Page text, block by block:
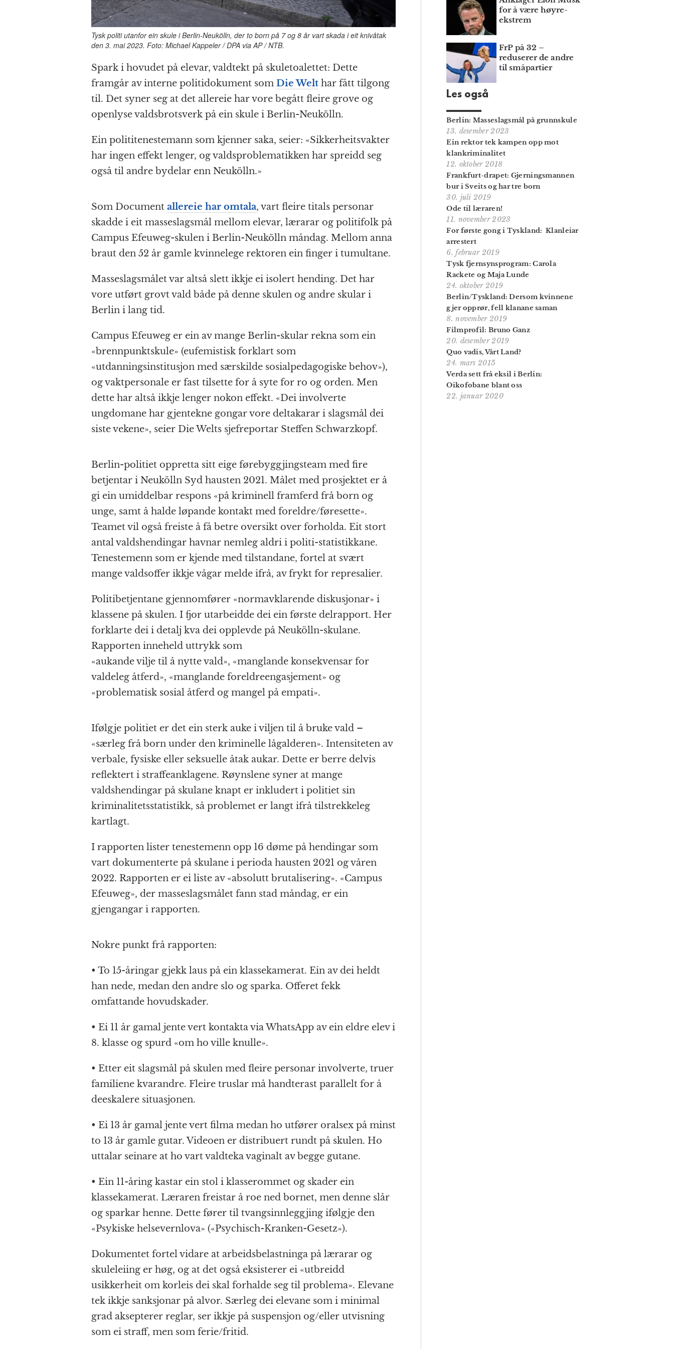
Tysk politi utanfor ein skule i Berlin-Neukölln, der to born på 7 og 8 år vart skada i eit knivåtak
den 3. mai 2023. Foto: Michael Kappeler / DPA via AP / NTB.
Spark i hovudet på elevar, valdtekt på skuletoalettet: Dette
framgår av interne politidokument som Die Welt har fått tilgong
til. Det syner seg at det allereie har vore begått fleire grove og
openlyse valdsbrotsverk på ein skule i Berlin-Neukölln.
Ein polititenestemann som kjenner saka, seier: «Sikkerheitsvakter
har ingen effekt lenger, og valdsproblematikken har spreidd seg
også til andre bydelar enn Neukölln.»
Som Document allereie har omtala, vart fleire titals personar
skadde i eit masseslagsmål mellom elevar, lærarar og politifolk på
Campus Efeuweg-skulen i Berlin-Neukölln måndag. Mellom anna
braut den 52 år gamle kvinnelege rektoren ein finger i tumultane.
Masseslagsmålet var altså slett ikkje ei isolert hending. Det har
vore utført grovt vald både på denne skulen og andre skular i
Berlin i lang tid.
Campus Efeuweg er ein av mange Berlin-skular rekna som ein
«brennpunktskule» (eufemistisk forklart som
«utdanningsinstitusjon med særskilde sosialpedagogiske behov»),
og vaktpersonale er fast tilsette for å syte for ro og orden. Men
dette har altså ikkje lenger nokon effekt. «Dei involverte
ungdomane har gjentekne gongar vore deltakarar i slagsmål dei
siste vekene», seier Die Welts sjefreportar Steffen Schwarzkopf.
Berlin-politiet oppretta sitt eige førebyggjingsteam med fire
betjentar i Neukölln Syd hausten 2021. Målet med prosjektet er å
gi ein umiddelbar respons «på kriminell framferd frå born og
unge, samt å halde løpande kontakt med foreldre/føresette».
Teamet vil også freiste å få betre oversikt over forholda. Eit stort
antal valdshendingar havnar nemleg aldri i politi-statistikkane.
Tenestemenn som er kjende med tilstandane, fortel at svært
mange valdsoffer ikkje vågar melde ifrå, av frykt for represalier.
Politibetjentane gjennomfører «normavklarende diskusjonar» i
klassene på skulen. I fjor utarbeidde dei ein første delrapport. Her
forklarte dei i detalj kva dei opplevde på Neukölln-skulane.
Rapporten inneheld uttrykk som
«aukande vilje til å nytte vald», «manglande konsekvensar for
valdeleg åtferd», «manglande foreldreengasjement» og
«problematisk sosial åtferd og mangel på empati».
Ifølgje politiet er det ein sterk auke i viljen til å bruke vald –
«særleg frå born under den kriminelle lågalderen». Intensiteten av
verbale, fysiske eller seksuelle åtak aukar. Dette er berre delvis
reflektert i straffeanklagene. Røynslene syner at mange
valdshendingar på skulane knapt er inkludert i politiet sin
kriminalitetsstatistikk, så problemet er langt ifrå tilstrekkeleg
kartlagt.
I rapporten lister tenestemenn opp 16 døme på hendingar som
vart dokumenterte på skulane i perioda hausten 2021 og våren
2022. Rapporten er ei liste av «absolutt brutalisering». «Campus
Efeuweg», der masseslagsmålet fann stad måndag, er ein
gjengangar i rapporten.
Nokre punkt frå rapporten:
• To 15-åringar gjekk laus på ein klassekamerat. Ein av dei heldt
han nede, medan den andre slo og sparka. Offeret fekk
omfattande hovudskader.
• Ei 11 år gamal jente vert kontakta via WhatsApp av ein eldre elev i
8. klasse og spurd «om ho ville knulle».
• Etter eit slagsmål på skulen med fleire personar involverte, truer
familiene kvarandre. Fleire truslar må handterast parallelt for å
deeskalere situasjonen.
• Ei 13 år gamal jente vert filma medan ho utfører oralsex på minst
to 13 år gamle gutar. Videoen er distribuert rundt på skulen. Ho
uttalar seinare at ho vart valdteka vaginalt av begge gutane.
• Ein 11-åring kastar ein stol i klasserommet og skader ein
klassekamerat. Læraren freistar å roe ned bornet, men denne slår
og sparkar henne. Dette fører til tvangsinnleggjing ifølgje den
«Psykiske helsevernlova» («Psychisch-Kranken-Gesetz»).
Dokumentet fortel vidare at arbeidsbelastninga på lærarar og
skuleleiing er høg, og at det også eksisterer ei «utbreidd
usikkerheit om korleis dei skal forhalde seg til problema». Elevane
tek ikkje sanksjonar på alvor. Særleg dei elevane som i minimal
grad aksepterer reglar, ser ikkje på suspensjon og/eller utvisning
som ei straff, men som ferie/fritid.
for å være høyre­
ekstrem
FrP på 32 –
reduserer de andre
til småpartier
Les også
Berlin: Masse­slagsmål på grunn­skule
13. desember 2023
Ein rektor tek kampen opp mot
klankriminalitet
12. oktober 2018
Frankfurt-drapet: Gjerningsmannen
bur i Sveits og har tre born
30. juli 2019
Ode til læraren!
11. november 2023
For første gong i Tyskland: Klanleiar
arrestert
6. februar 2019
Tysk fjernsynsprogram: Carola
Rackete og Maja Lunde
24. oktober 2019
Berlin/Tyskland: Dersom kvinnene
gjer opprør, fell klanane saman
8. november 2019
Filmprofil: Bruno Ganz
20. desember 2019
Quo vadis, Vårt Land?
24. mars 2015
Verda sett frå eksil i Berlin:
Oikofobane blant oss
22. januar 2020